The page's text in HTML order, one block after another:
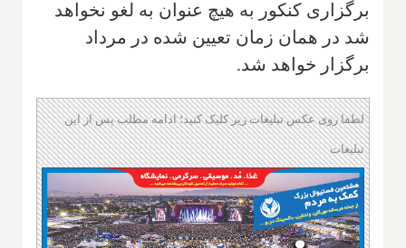
برگزاری کنکور به هیچ عنوان به لغو نخواهد
شد در همان زمان تعیین شده در مرداد
برگزار خواهد شد.
لطفا روی عکس تبلیغات زیر کلیک کنید؛ ادامه مطلب پس از این
تبلیغات